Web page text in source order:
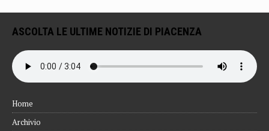
ASCOLTA LE ULTIME NOTIZIE DI PIACENZA
Home
Archivio